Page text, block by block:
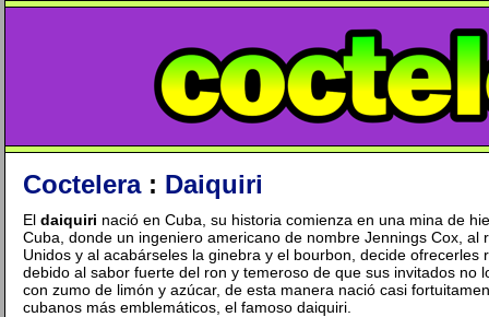
Coctelera: Daiquiri
El daiquiri nació en Cuba, su historia comienza en una mina de
Cuba, donde un ingeniero americano de nombre Jennings Cox, al
Unidos y al acabárseles la ginebra y el bourbon, decide ofrecerles
debido al sabor fuerte del ron y temeroso de que sus invitados no
con zumo de limón y azúcar, de esta manera nació casi
cubanos más emblemáticos, el famoso daiquiri.